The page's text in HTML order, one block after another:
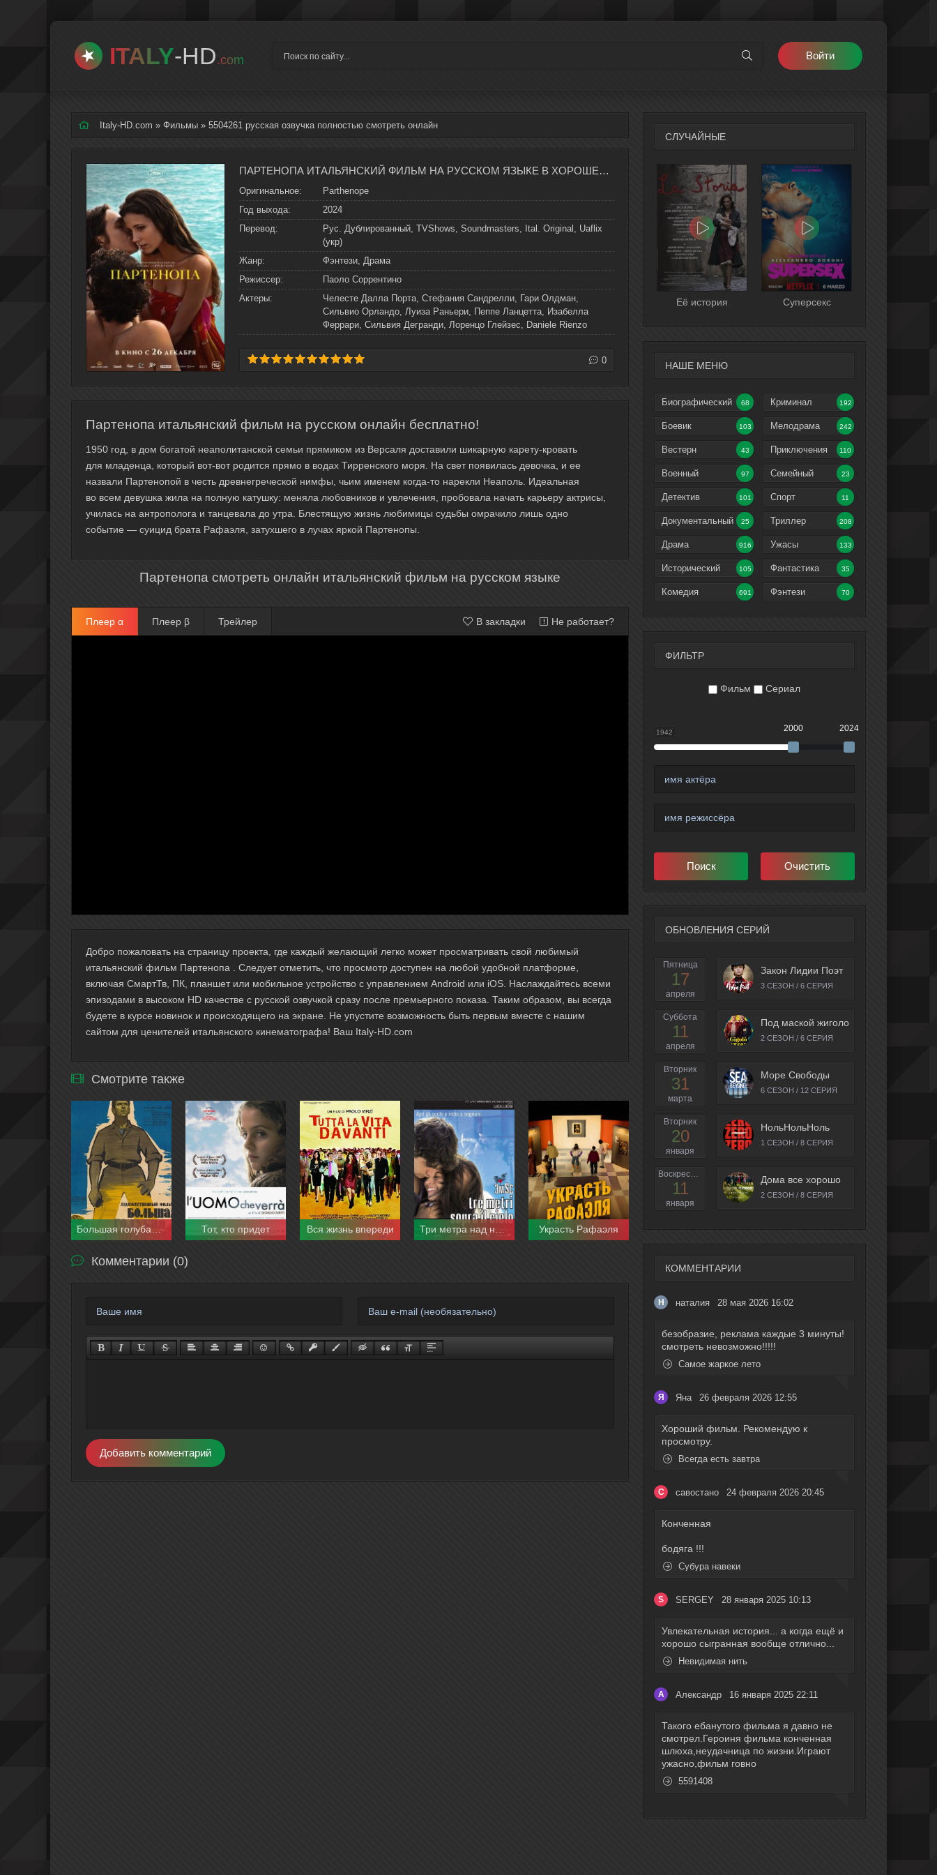
ITALY-HD.com Войти
СЛУЧАЙНЫЕ
Её история Суперсекс
НАШЕ МЕНЮ
Биографический 68
Боевик 103
Вестерн 43
Военный 97
Детектив 101
Документальный 25
Драма 916
Исторический 105
Комедия 691
Криминал 192
Мелодрама 242
Приключения 110
Семейный 23
Спорт 11
Триллер 208
Ужасы 133
Фантастика 35
Фэнтези 70
ФИЛЬТР
Фильм Сериал
1942 2000 2024
ОБНОВЛЕНИЯ СЕРИЙ
Пятница
17
апреля
Закон Лидии Поэт
3 СЕЗОН / 6 СЕРИЯ
Суббота
11
апреля
Под маской жиголо
2 СЕЗОН / 6 СЕРИЯ
Вторник
31
марта
Море Свободы
6 СЕЗОН / 12 СЕРИЯ
Вторник
20
января
НольНольНоль
1 СЕЗОН / 8 СЕРИЯ
Воскресенье
11
января
Дома все хорошо
2 СЕЗОН / 8 СЕРИЯ
КОММЕНТАРИИ
Н наталия 28 мая 2026 16:02
безобразие, реклама каждые 3 минуты!
смотреть невозможно!!!!!
Самое жаркое лето
Я Яна 26 февраля 2026 12:55
Хороший фильм. Рекомендую к
просмотру.
Всегда есть завтра
С савостано 24 февраля 2026 20:45
Конченная
бодяга !!!
Субура навеки
S SERGEY 28 января 2025 10:13
Увлекательная история... а когда ещё и
хорошо сыгранная вообще отлично...
Невидимая нить
А Александр 16 января 2025 22:11
Такого ебанутого фильма я давно не
смотрел.Героиня фильма конченная
шлюха,неудачница по жизни.Играют
ужасно,фильм говно
5591408
Italy-HD.com » Фильмы » 5504261 русская озвучка полностью смотреть онлайн
ПАРТЕНОПА ИТАЛЬЯНСКИЙ ФИЛЬМ НА РУССКОМ ЯЗЫКЕ В ХОРОШЕМ КАЧЕСТВЕ
Оригинальное:
Parthenope
Год выхода:
2024
Перевод:
Рус. Дублированный, TVShows, Soundmasters, Ital. Original, Uaflix
(укр)
Жанр:
Фэнтези, Драма
Режиссер:
Паоло Соррентино
Актеры:
Челесте Далла Порта, Стефания Сандрелли, Гари Олдман,
Сильвио Орландо, Луиза Раньери, Пеппе Ланцетта, Изабелла
Феррари, Сильвия Дегранди, Лоренцо Глейзес, Daniele Rienzo
0
Партенопа итальянский фильм на русском онлайн бесплатно!
1950 год, в дом богатой неаполитанской семьи прямиком из Версаля доставили шикарную карету-кровать
для младенца, который вот-вот родится прямо в водах Тирренского моря. На свет появилась девочка, и ее
назвали Партенопой в честь древнегреческой нимфы, чьим именем когда-то нарекли Неаполь. Идеальная
во всем девушка жила на полную катушку: меняла любовников и увлечения, пробовала начать карьеру актрисы,
училась на антрополога и танцевала до утра. Блестящую жизнь любимицы судьбы омрачило лишь одно
событие — суицид брата Рафаэля, затухшего в лучах яркой Партенопы.
Партенопа смотреть онлайн итальянский фильм на русском языке
Плеер α Плеер β Трейлер В закладки Не работает?
Добро пожаловать на страницу проекта, где каждый желающий легко может просматривать свой любимый
итальянский фильм Партенопа . Следует отметить, что просмотр доступен на любой удобной платформе,
включая СмартТв, ПК, планшет или мобильное устройство с управлением Android или iOS. Наслаждайтесь всеми
эпизодами в высоком HD качестве с русской озвучкой сразу после премьерного показа. Таким образом, вы всегда
будете в курсе новинок и происходящего на экране. Не упустите возможность быть первым вместе с нашим
сайтом для ценителей итальянского кинематографа! Ваш Italy-HD.com
Смотрите также
Тот, кто придет Вся жизнь впереди Украсть Рафаэля
Комментарии (0)
Добавить комментарий